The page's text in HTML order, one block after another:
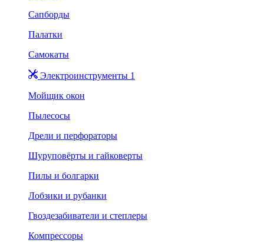
Сапборды
Палатки
Самокаты
Электроинструменты 1
Мойщик окон
Пылесосы
Дрели и перфораторы
Шуруповёрты и гайковерты
Пилы и болгарки
Лобзики и рубанки
Гвоздезабиватели и степлеры
Компрессоры